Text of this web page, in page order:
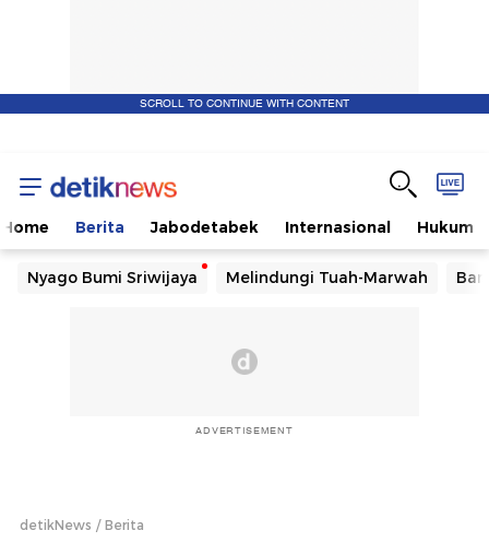
SCROLL TO CONTINUE WITH CONTENT
Home Berita Jabodetabek Internasional Hukum
Nyago Bumi Sriwijaya Melindungi Tuah-Marwah
ADVERTISEMENT
detikNews Berita